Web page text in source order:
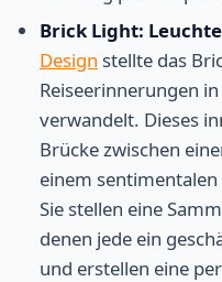
Brick Light:
Design stellte das
Reiseerinnerungen
verwandelt. Dieses
Brücke zwischen
einem sentimentalen
Sie stellen eine
denen jede ein
und erstellen eine